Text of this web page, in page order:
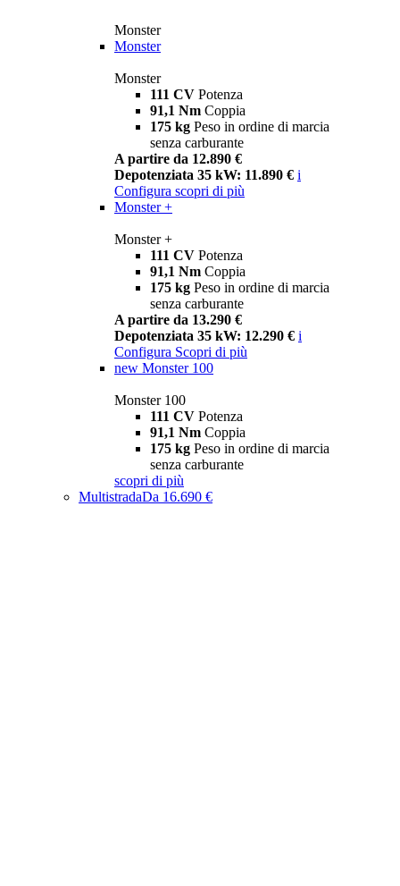
Monster
Monster
Monster
111 CV Potenza
91,1 Nm Coppia
175 kg Peso in ordine di marcia
senza carburante
A partire da 12.890 €
Depotenziata 35 kW: 11.890 € i
Configura scopri di più
Monster +
Monster +
111 CV Potenza
91,1 Nm Coppia
175 kg Peso in ordine di marcia
senza carburante
A partire da 13.290 €
Depotenziata 35 kW: 12.290 € i
Configura Scopri di più
new Monster 100
Monster 100
111 CV Potenza
91,1 Nm Coppia
175 kg Peso in ordine di marcia
senza carburante
scopri di più
MultistradaDa 16.690 €